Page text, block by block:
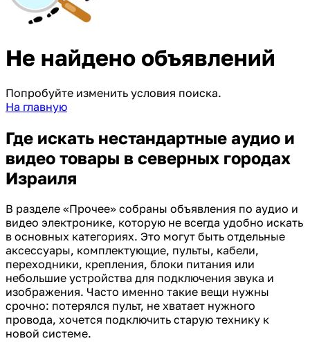
Не найдено объявлений
Попробуйте изменить условия поиска.
На главную
Где искать нестандартные аудио и
видео товары в северных городах
Израиля
В разделе «Прочее» собраны объявления по аудио и
видео электронике, которую не всегда удобно искать
в основных категориях. Это могут быть отдельные
аксессуары, комплектующие, пульты, кабели,
переходники, крепления, блоки питания или
небольшие устройства для подключения звука и
изображения. Часто именно такие вещи нужны
срочно: потерялся пульт, не хватает нужного
провода, хочется подключить старую технику к
новой системе.